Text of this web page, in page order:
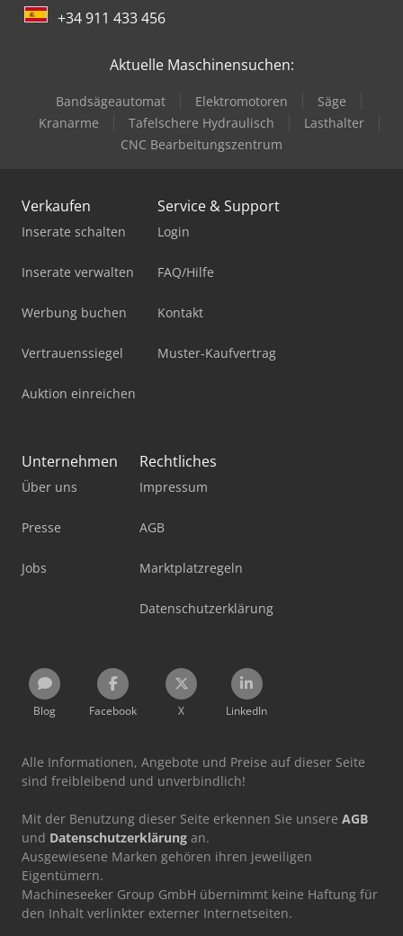
+34 911 433 456
Aktuelle Maschinensuchen:
Bandsägeautomat Elektromotoren
Säge
Kranarme
Tafelschere Hydraulisch
Lasthalter
CNC Bearbeitungszentrum
Verkaufen
Inserate schalten
Inserate verwalten
Werbung buchen
Vertrauenssiegel
Auktion einreichen
Service & Support
Login
FAQ/Hilfe
Kontakt
Muster-Kaufvertrag
Unternehmen
Über uns
Presse
Jobs
Rechtliches
Impressum
AGB
Marktplatzregeln
Datenschutzerklärung
Blog Facebook X LinkedIn
Alle Informationen, Angebote und Preise auf dieser Seite
sind freibleibend und unverbindlich!
Mit der Benutzung dieser Seite erkennen Sie unsere AGB
und Datenschutzerklärung an.
Ausgewiesene Marken gehören ihren jeweiligen
Eigentümern.
Machineseeker Group GmbH übernimmt keine Haftung für
den Inhalt verlinkter externer Internetseiten.